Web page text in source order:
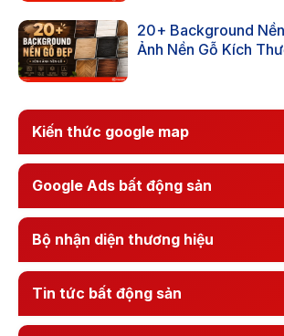
20+ Background
Ảnh Nền Gỗ Kích
Kiến thức google map
Google Ads bất động sản
Bộ nhận diện thương hiệu
Tin tức bất động sản